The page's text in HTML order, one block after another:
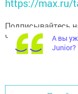
https://max.ru/
Подписывайтесь
читайте нас А вы
Junior?